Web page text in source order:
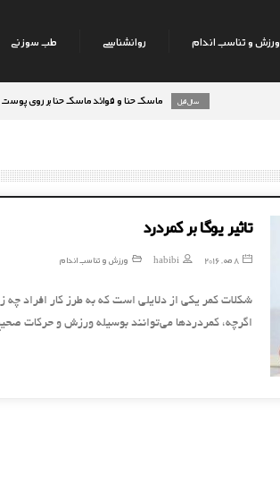
ورزش و تناسب اندام روانشناسی طب سوزنی
ماسک حنا و فوائد ماسک حنا بر روی پوست صورت
تاثير يوگا بر كمردرد
8 مه, 2016 habibi ورزش و تناسب اندام
شکلات کمر یکی از دلایلی است که به طرز کار افراد
اگرچه، ‌کمردردها می‌توانند بوسیله ورزش و حرکات